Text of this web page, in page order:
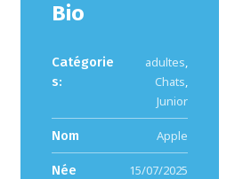
Bio
Catégorie
s:
adultes,
Chats,
Junior
Nom Apple
Née 15/07/2025